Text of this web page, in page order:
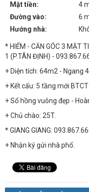
Mặt tiền:
4
Đường vào:
6
Hướng nhà:
* HIẾM - CĂN GÓC 3 MẶT
1 (P.TÂN ĐỊNH) -
+ Diện tích: 64m2 - Ngang
+ Kết cấu: 5 tầng mới
+ Sổ hồng vuông đẹp -
+ Chủ chào: 25T.
* GIANG GIANG:
+ Nhận ký gửi nhà phố.